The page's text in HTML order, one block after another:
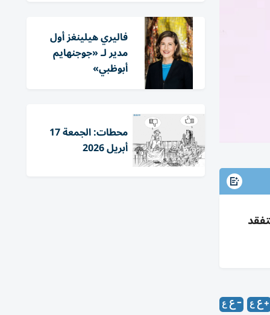
بتفقد
فاليري هيلينغز أول
مدير لـ «جوجنهايم
أبوظبي»
محطات: الجمعة 17
أبريل 2026